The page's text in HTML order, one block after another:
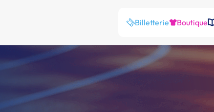
Billetterie Boutique